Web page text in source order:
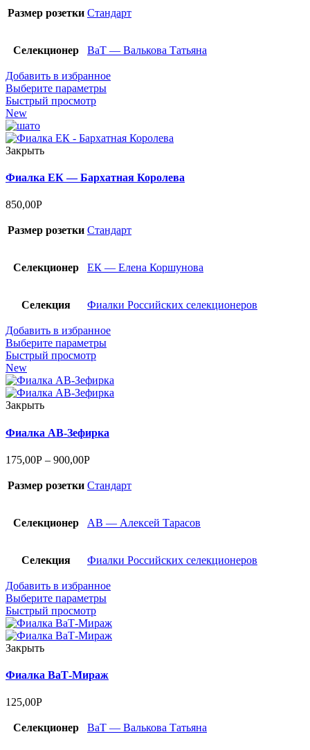
Размер розетки Стандарт
Селекционер ВаТ — Валькова Татьяна
Добавить в избранное
Выберите параметры
Быстрый просмотр
New
Закрыть
Фиалка ЕК — Бархатная Королева
850,00Р
Размер розетки Стандарт
Селекционер ЕК — Елена Коршунова
Селекция Фиалки Российских селекционеров
Добавить в избранное
Выберите параметры
Быстрый просмотр
New
Закрыть
Фиалка АВ-Зефирка
175,00Р – 900,00Р
Размер розетки Стандарт
Селекционер АВ — Алексей Тарасов
Селекция Фиалки Российских селекционеров
Добавить в избранное
Выберите параметры
Быстрый просмотр
Закрыть
Фиалка ВаТ-Мираж
125,00Р
Селекционер ВаТ — Валькова Татьяна